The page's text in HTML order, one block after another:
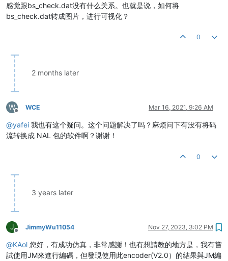
感觉跟bs_check.dat没有什么关系。也就是说，如何将
bs_check.dat转成图片，进行可视化？
0
2 months later
W
Offline
WCE Mar 16, 2021, 9:26 AM
@yafei 我也有这个疑问。这个问题解决了吗？麻烦问下有没有将码
流转换成 NAL 包的软件啊？谢谢！
0
3 years later
J
Offline
JimmyWu11054 Nov 27, 2023, 3:02 PM
@KAol 您好，有成功仿真，非常感謝！也有想請教的地方是，我有嘗
試使用JM來進行編碼，但發現使用此encoder(V2.0）的結果與JM編